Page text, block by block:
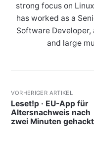
strong focus on
has worked as a
Software Developer,
and large
VORHERIGER ARTIKEL
Leset!p · EU-App für
Altersnachweis nach
zwei Minuten gehackt